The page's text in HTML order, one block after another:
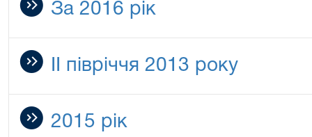
За 2016 рік
ІІ півріччя 2013 року
2015 рік